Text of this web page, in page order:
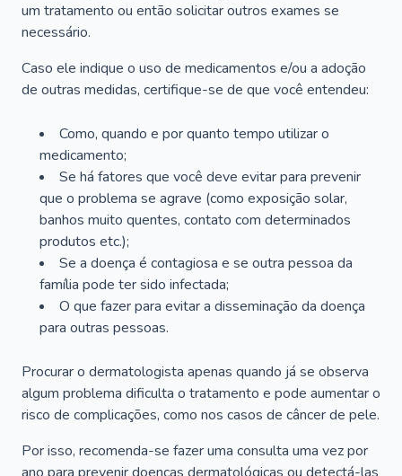
um tratamento ou então solicitar outros exames se
necessário.
Caso ele indique o uso de medicamentos e/ou a adoção
de outras medidas, certifique-se de que você entendeu:
Como, quando e por quanto tempo utilizar o
medicamento;
Se há fatores que você deve evitar para prevenir
que o problema se agrave (como exposição solar,
banhos muito quentes, contato com determinados
produtos etc.);
Se a doença é contagiosa e se outra pessoa da
família pode ter sido infectada;
O que fazer para evitar a disseminação da doença
para outras pessoas.
Procurar o dermatologista apenas quando já se observa
algum problema dificulta o tratamento e pode aumentar o
risco de complicações, como nos casos de câncer de pele.
Por isso, recomenda-se fazer uma consulta uma vez por